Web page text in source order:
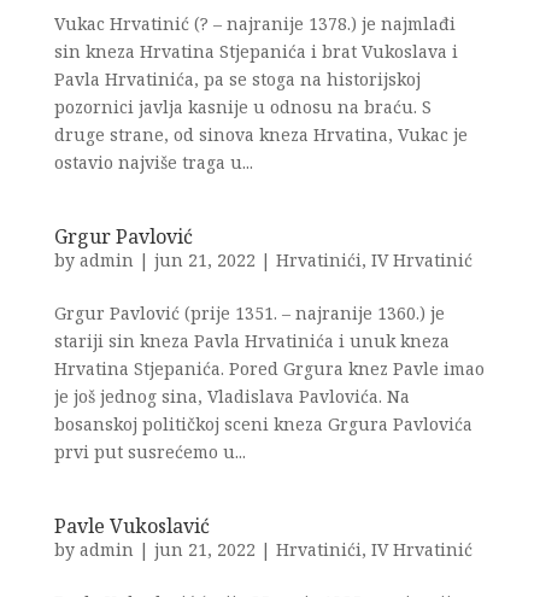
Vukac Hrvatinić (? – najranije 1378.) je najmlađi
sin kneza Hrvatina Stjepanića i brat Vukoslava i
Pavla Hrvatinića, pa se stoga na historijskoj
pozornici javlja kasnije u odnosu na braću. S
druge strane, od sinova kneza Hrvatina, Vukac je
ostavio najviše traga u...
Grgur Pavlović
by admin| jun 21, 2022 | Hrvatinići, IV Hrvatinić
Grgur Pavlović (prije 1351. – najranije 1360.) je
stariji sin kneza Pavla Hrvatinića i unuk kneza
Hrvatina Stjepanića. Pored Grgura knez Pavle imao
je još jednog sina, Vladislava Pavlovića. Na
bosanskoj političkoj sceni kneza Grgura Pavlovića
prvi put susrećemo u...
Pavle Vukoslavić
by admin| jun 21, 2022 | Hrvatinići, IV Hrvatinić